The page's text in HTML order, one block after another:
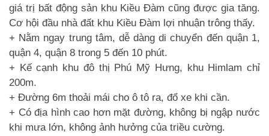
giá trị bất động sản khu Kiều Đàm cũng được gia tăng.
Cơ hội đầu nhà đất khu Kiều Đàm lợi nhuận trông thấy.
+ Nằm ngay trung tâm, dễ dàng di chuyển đến quận 1,
quận 4, quận 8 trong 5 đến 10 phút.
+ Kế cạnh khu đô thị Phú Mỹ Hưng, khu Himlam chỉ
200m.
+ Đường 6m thoải mái cho ô tô ra, đổ xe khi cần.
+ Có địa hình cao hơn mặt đường, không bị ngập nước
khi mưa lớn, không ảnh hưởng của triều cường.